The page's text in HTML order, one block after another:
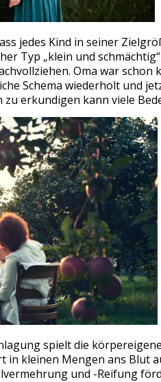
jedes Kind in seiner
Typ „klein und
Oma war
Schema wiederholt und
zu erkundigen kann viele
spielt die
kleinen Mengen ans Blut
und -Reifung